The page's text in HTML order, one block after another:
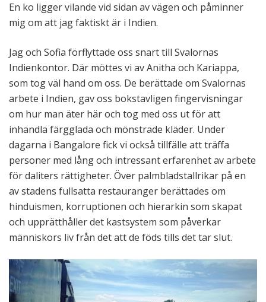
En ko ligger vilande vid sidan av vägen och påminner
mig om att jag faktiskt är i Indien.
Jag och Sofia förflyttade oss snart till Svalornas
Indienkontor. Där möttes vi av Anitha och Kariappa,
som tog väl hand om oss. De berättade om Svalornas
arbete i Indien, gav oss bokstavligen fingervisningar
om hur man äter här och tog med oss ut för att
inhandla färgglada och mönstrade kläder. Under
dagarna i Bangalore fick vi också tillfälle att träffa
personer med lång och intressant erfarenhet av arbete
för daliters rättigheter. Över palmbladstallrikar på en
av stadens fullsatta restauranger berättades om
hinduismen, korruptionen och hierarkin som skapat
och upprätthåller det kastsystem som påverkar
människors liv från det att de föds tills det tar slut.